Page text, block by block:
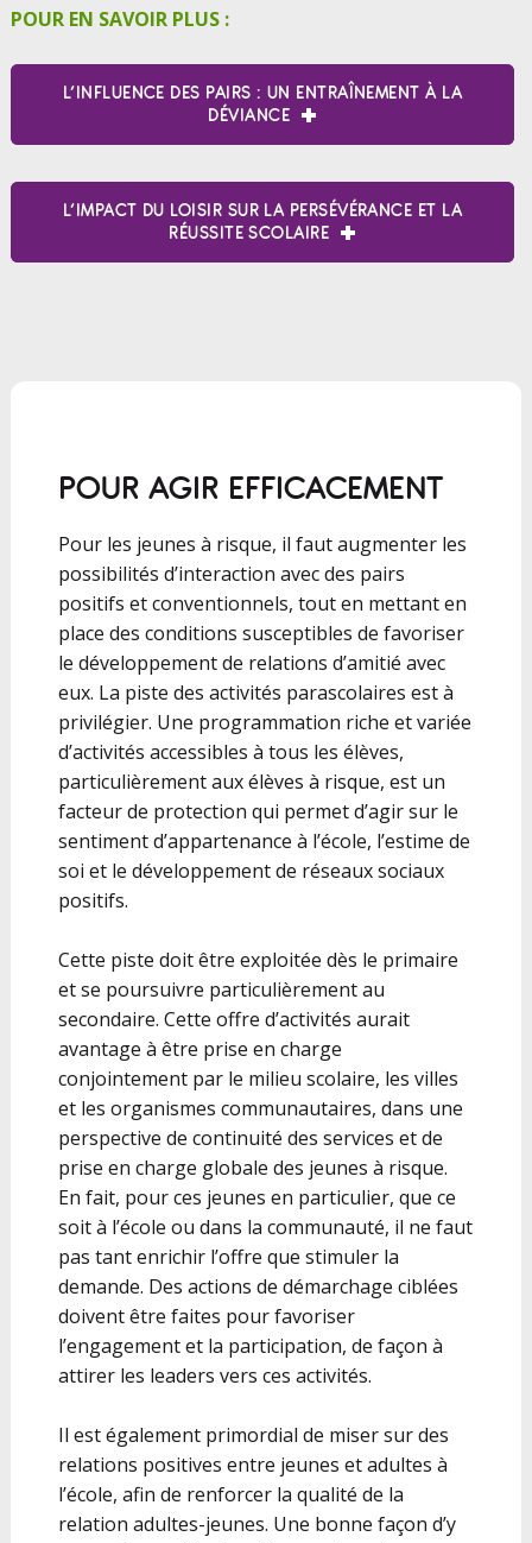
POUR EN SAVOIR PLUS :
L’INFLUENCE DES PAIRS : UN ENTRAÎNEMENT À LA
DÉVIANCE
L’IMPACT DU LOISIR SUR LA PERSÉVÉRANCE ET LA
RÉUSSITE SCOLAIRE
POUR AGIR EFFICACEMENT
Pour les jeunes à risque, il faut augmenter les
possibilités d’interaction avec des pairs
positifs et conventionnels, tout en mettant en
place des conditions susceptibles de favoriser
le développement de relations d’amitié avec
eux. La piste des activités parascolaires est à
privilégier. Une programmation riche et variée
d’activités accessibles à tous les élèves,
particulièrement aux élèves à risque, est un
facteur de protection qui permet d’agir sur le
sentiment d’appartenance à l’école, l’estime de
soi et le développement de réseaux sociaux
positifs.
Cette piste doit être exploitée dès le primaire
et se poursuivre particulièrement au
secondaire. Cette offre d’activités aurait
avantage à être prise en charge
conjointement par le milieu scolaire, les villes
et les organismes communautaires, dans une
perspective de continuité des services et de
prise en charge globale des jeunes à risque.
En fait, pour ces jeunes en particulier, que ce
soit à l’école ou dans la communauté, il ne faut
pas tant enrichir l’offre que stimuler la
demande. Des actions de démarchage ciblées
doivent être faites pour favoriser
l’engagement et la participation, de façon à
attirer les leaders vers ces activités.
Il est également primordial de miser sur des
relations positives entre jeunes et adultes à
l’école, afin de renforcer la qualité de la
relation adultes-jeunes. Une bonne façon d’y